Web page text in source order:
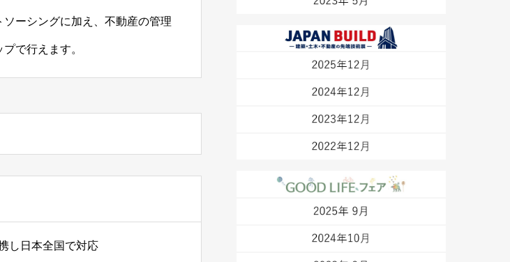
ーシングに加え、不動産の管理
で行えます。
し日本全国で対応